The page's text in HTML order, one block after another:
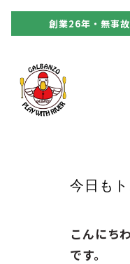
創業26年・無事
アクティビティ
空き状況・
今日もト
こんにち
です。